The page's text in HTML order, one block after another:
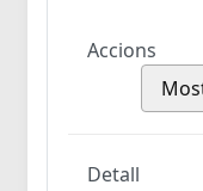
Accions
Detall